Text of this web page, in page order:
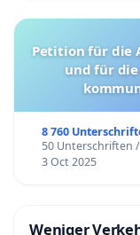
Petition für die Abschaffung der Tötungsstationen
und für
8 760
50 Unterschriften
3 Oct 2025
Weniger